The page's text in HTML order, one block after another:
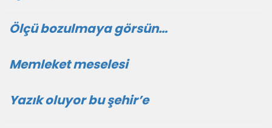
Ölçü bozulmaya görsün…
Memleket meselesi
Yazık oluyor bu şehir’e